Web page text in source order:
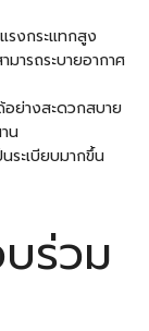
งกระแทกสูง
ารถระบายอากาศ
ย่างสะดวกสบาย
น
ระเบียบมากขึ้น
ร่วม